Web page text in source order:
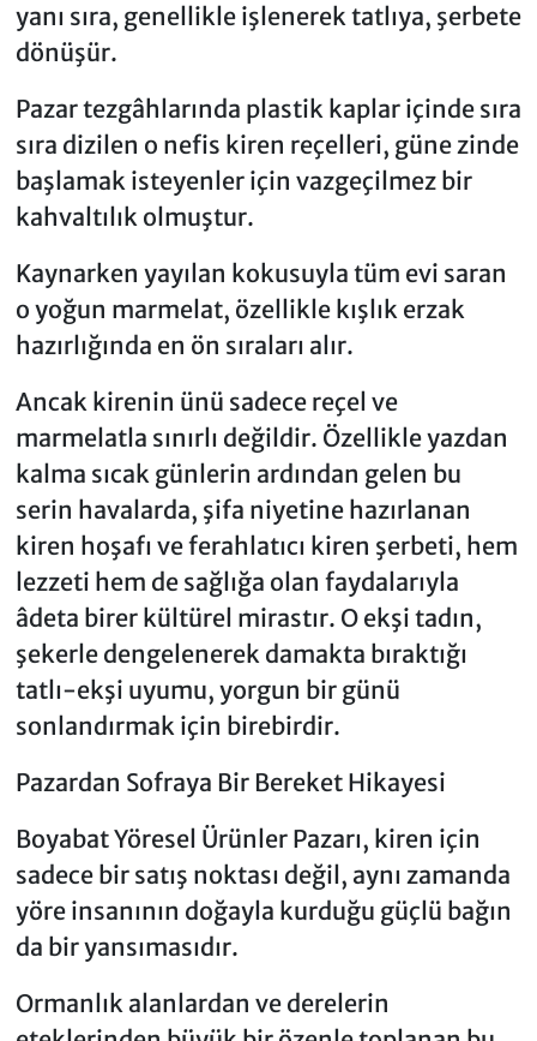
yanı sıra, genellikle işlenerek tatlıya, şerbete
dönüşür.
Pazar tezgâhlarında plastik kaplar içinde sıra
sıra dizilen o nefis kiren reçelleri, güne zinde
başlamak isteyenler için vazgeçilmez bir
kahvaltılık olmuştur.
Kaynarken yayılan kokusuyla tüm evi saran
o yoğun marmelat, özellikle kışlık erzak
hazırlığında en ön sıraları alır.
Ancak kirenin ünü sadece reçel ve
marmelatla sınırlı değildir. Özellikle yazdan
kalma sıcak günlerin ardından gelen bu
serin havalarda, şifa niyetine hazırlanan
kiren hoşafı ve ferahlatıcı kiren şerbeti, hem
lezzeti hem de sağlığa olan faydalarıyla
âdeta birer kültürel mirastır. O ekşi tadın,
şekerle dengelenerek damakta bıraktığı
tatlı-ekşi uyumu, yorgun bir günü
sonlandırmak için birebirdir.
Pazardan Sofraya Bir Bereket Hikayesi
Boyabat Yöresel Ürünler Pazarı, kiren için
sadece bir satış noktası değil, aynı zamanda
yöre insanının doğayla kurduğu güçlü bağın
da bir yansımasıdır.
Ormanlık alanlardan ve derelerin